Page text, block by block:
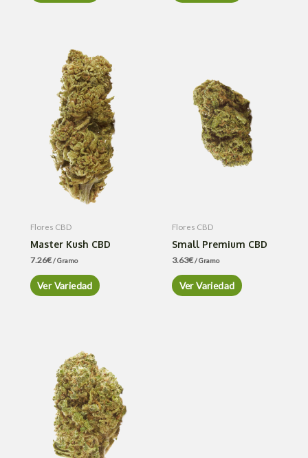
Flores CBD
Master Kush CBD
7.26€/ Gramo
Ver Variedad
Flores CBD
Small Premium CBD
3.63€/ Gramo
Ver Variedad